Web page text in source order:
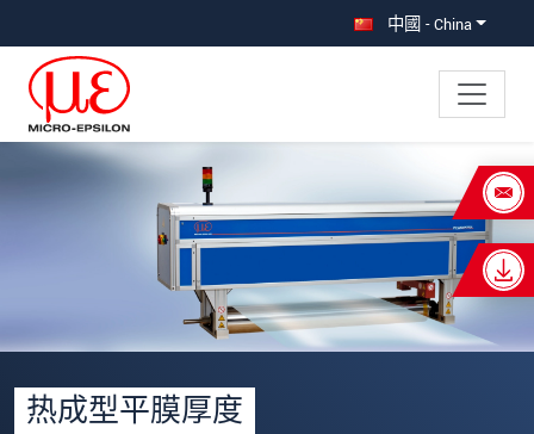
中國 - China
热成型平膜厚度
×
Your request for: 热成型平膜厚度
名*
姓*